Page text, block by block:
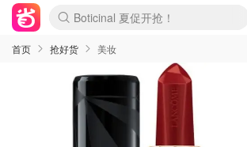
4折！lulu周四疯狂上新
还没结束！&OtherStories大促
Joybuy变相75折 随时失效
速领！Stanley独家85折
疑似霸哥！Camper额外叠85折
Zalando 奥莱闪促！每日更新
Moncler反季囤！5折起+叠9折
Coach Brooklyn仅€192
首页 抢好货 美妆